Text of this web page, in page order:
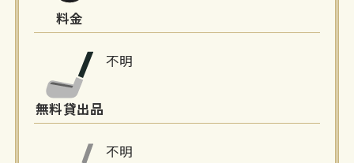
料金
無料貸出品
不明
不明